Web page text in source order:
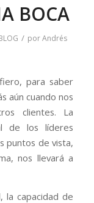
BOCA
/ porAndrés
para saber
aún cuando nos
clientes. La
de los líderes
puntos de vista,
nos llevará a
la capacidad de